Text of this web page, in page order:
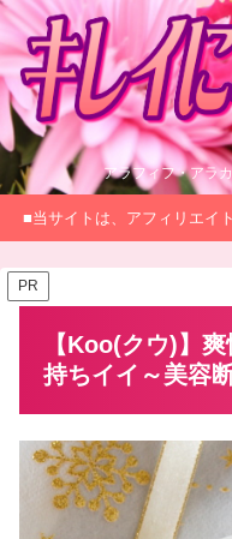
アラフィフ・アラ
■当サイトは、アフィリエイ
PR
【Koo(クウ)】
持ちイイ～美容